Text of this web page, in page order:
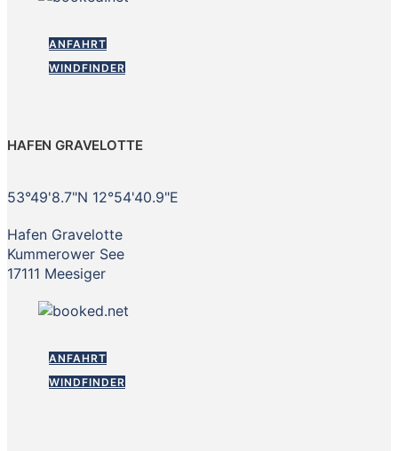
ANFAHRT
WINDFINDER
HAFEN GRAVELOTTE
53°49'8.7"N 12°54'40.9"E
Hafen Gravelotte
Kummerower See
17111 Meesiger
ANFAHRT
WINDFINDER